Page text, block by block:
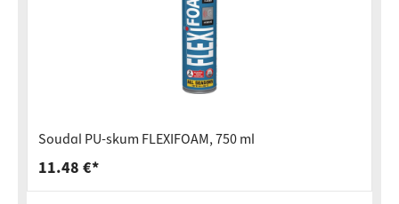
Soudal PU-skum FLEXIFOAM, 750 ml
11.48 €*